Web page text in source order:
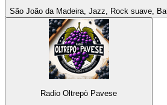
São João da Madeira, Jazz, Rock suave,
Radio Oltrepò Pavese